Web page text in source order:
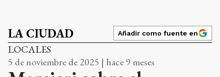
LA CIUDAD Añadir como fuente en
LOCALES
5 de noviembre de 2025 | hace 9 meses